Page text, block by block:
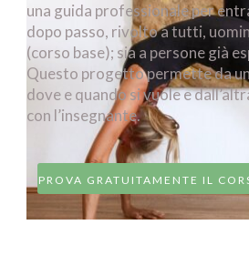
una guida professionale per
dopo passo, rivolto a tutti,
(corso base); sia a persone già
Questo progetto permette da
dove e quando si vuole e
con l’insegnante.
PROVA GRATUITAMENTE IL